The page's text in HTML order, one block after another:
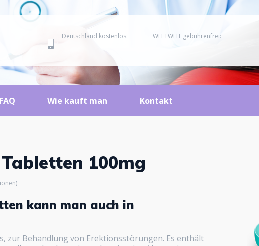
Deutschland kostenlos: WELTWEIT gebührenfrei:
FAQ Wie kauft man Kontakt
100mg
kann man auch in
zur Behandlung von Erektionsstörungen. Es enthält